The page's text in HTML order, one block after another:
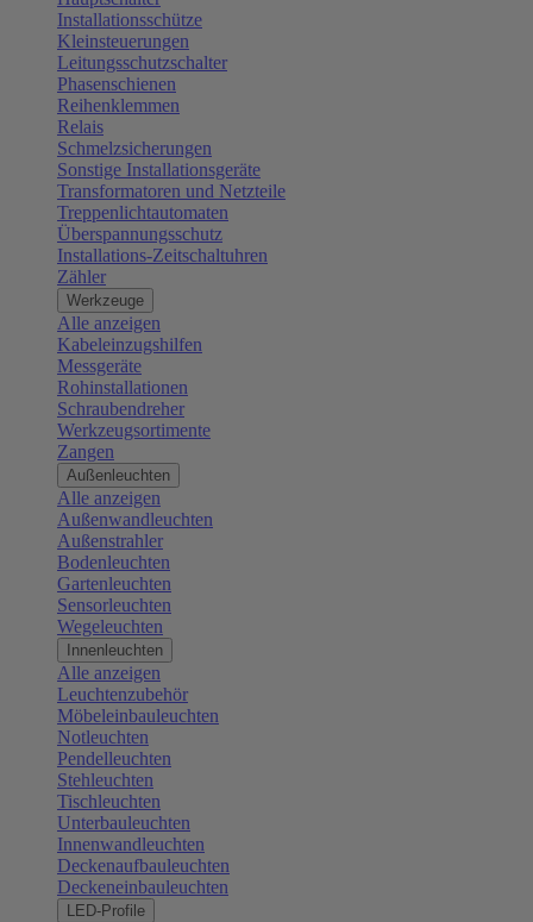
Installationsschütze
Kleinsteuerungen
Leitungsschutzschalter
Phasenschienen
Reihenklemmen
Relais
Schmelzsicherungen
Sonstige Installationsgeräte
Transformatoren und Netzteile
Treppenlichtautomaten
Überspannungsschutz
Installations-Zeitschaltuhren
Zähler
Werkzeuge
Alle anzeigen
Kabeleinzugshilfen
Messgeräte
Rohinstallationen
Schraubendreher
Werkzeugsortimente
Zangen
Außenleuchten
Alle anzeigen
Außenwandleuchten
Außenstrahler
Bodenleuchten
Gartenleuchten
Sensorleuchten
Wegeleuchten
Innenleuchten
Alle anzeigen
Leuchtenzubehör
Möbeleinbauleuchten
Notleuchten
Pendelleuchten
Stehleuchten
Tischleuchten
Unterbauleuchten
Innenwandleuchten
Deckenaufbauleuchten
Deckeneinbauleuchten
LED-Profile